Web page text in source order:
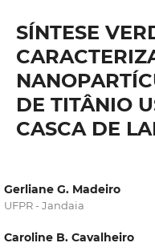
SÍNTESE
DE TITÂNIO
CASCA DE
Gerliane G. Madeiro
UFPR - Jandaia
Caroline B. Cavalheiro